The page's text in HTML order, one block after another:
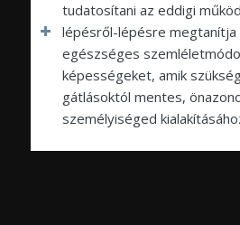
tudatosítani az eddigi
lépésről-lépésre megtanítja
egészséges
képességeket, amik
gátlásoktól mentes,
személyiséged